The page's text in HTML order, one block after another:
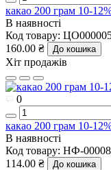
какао 200 грам 10-
В наявності
Код товару:
160.00 ₴
До кошика
Хіт продажів
0
какао 200 грам 10-
В наявності
Код товару: НФ-
114.00 ₴
До кошика